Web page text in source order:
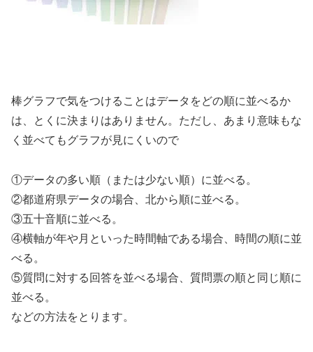
棒グラフで気をつけることはデータをどの順に並べるか
は、とくに決まりはありません。ただし、あまり意味もな
く並べてもグラフが見にくいので
①データの多い順（または少ない順）に並べる。
②都道府県データの場合、北から順に並べる。
③五十音順に並べる。
④横軸が年や月といった時間軸である場合、時間の順に並
べる。
⑤質問に対する回答を並べる場合、質問票の順と同じ順に
並べる。
などの方法をとります。